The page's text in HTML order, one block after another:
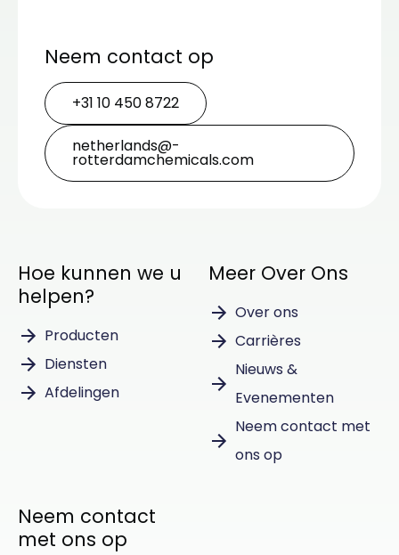
Neem contact op
+31 10 450 8722
netherlands@­
rotterdamchemicals.com
Hoe kunnen we u
helpen?
Producten
Diensten
Afdelingen
Meer Over Ons
Over ons
Carrières
Nieuws &
Evenementen
Neem contact met
ons op
Neem contact
met ons op